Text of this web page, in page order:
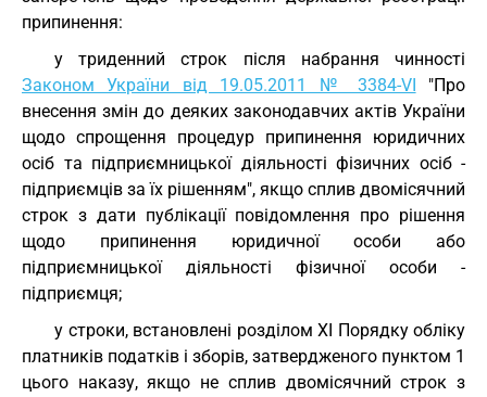
припинення:
у триденний строк після набрання чинності
Законом України від 19.05.2011 № 3384-VI "Про
внесення змін до деяких законодавчих актів України
щодо спрощення процедур припинення юридичних
осіб та підприємницької діяльності фізичних осіб -
підприємців за їх рішенням", якщо сплив двомісячний
строк з дати публікації повідомлення про рішення
щодо припинення юридичної особи або
підприємницької діяльності фізичної особи -
підприємця;
у строки, встановлені розділом XI Порядку обліку
платників податків і зборів, затвердженого пунктом 1
цього наказу, якщо не сплив двомісячний строк з